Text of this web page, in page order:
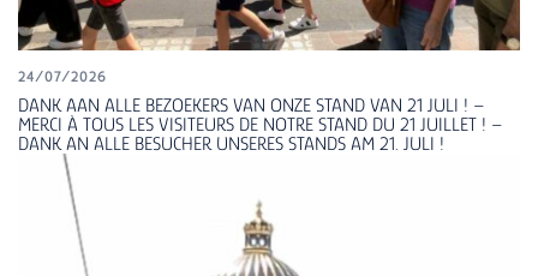
24/07/2026
DANK AAN ALLE BEZOEKERS VAN ONZE STAND VAN 21 JULI ! –
MERCI À TOUS LES VISITEURS DE NOTRE STAND DU 21 JUILLET ! –
DANK AN ALLE BESUCHER UNSERES STANDS AM 21. JULI !